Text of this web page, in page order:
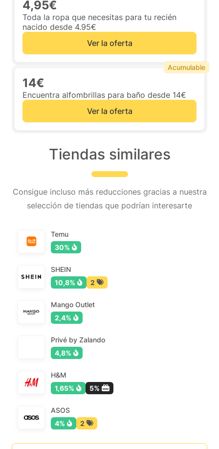
4,95€
Toda la ropa que necesitas para tu recién
nacido desde 4.95€
Ver la oferta
14€
Encuentra alfombrillas para baño desde 14€
Ver la oferta
Acumulable
Tiendas similares
Consigue incluso más reducciones gracias a nuestra
selección de tiendas que podrían interesarte
Temu
30%
SHEIN
10,8%
2
Mango Outlet
2,4%
Privé by Zalando
4,8%
H&M
1,65%
5%
ASOS
4%
2